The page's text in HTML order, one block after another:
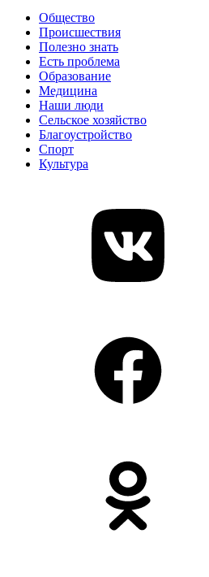
Общество
Происшествия
Полезно знать
Есть проблема
Образование
Медицина
Наши люди
Сельское хозяйство
Благоустройство
Спорт
Культура